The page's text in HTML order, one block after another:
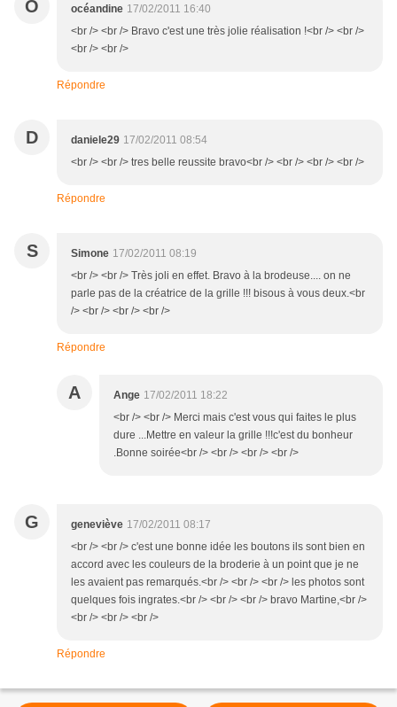
O océandine 17/02/2011 16:40
<br /> <br /> Bravo c'est une très jolie réalisation !<br /> <br />
<br /> <br />
Répondre
D daniele29 17/02/2011 08:54
<br /> <br /> tres belle reussite bravo<br /> <br /> <br /> <br />
Répondre
S Simone 17/02/2011 08:19
<br /> <br /> Très joli en effet. Bravo à la brodeuse.... on ne
parle pas de la créatrice de la grille !!! bisous à vous deux.<br
/> <br /> <br /> <br />
Répondre
A Ange 17/02/2011 18:22
<br /> <br /> Merci mais c'est vous qui faites le plus
dure ...Mettre en valeur la grille !!!c'est du bonheur
.Bonne soirée<br /> <br /> <br /> <br />
G geneviève 17/02/2011 08:17
<br /> <br /> c'est une bonne idée les boutons ils sont bien en
accord avec les couleurs de la broderie à un point que je ne
les avaient pas remarqués.<br /> <br /> <br /> les photos sont
quelques fois ingrates.<br /> <br /> <br /> bravo Martine,<br />
<br /> <br /> <br />
Répondre